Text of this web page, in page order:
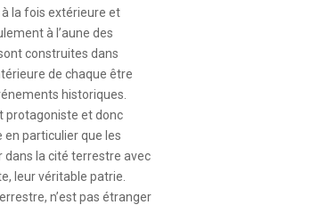
la fois extérieure et
à l’aune des
construites dans
de chaque être
historiques.
protagoniste et donc
en particulier que les
dans la cité terrestre avec
leur véritable patrie.
n’est pas étranger